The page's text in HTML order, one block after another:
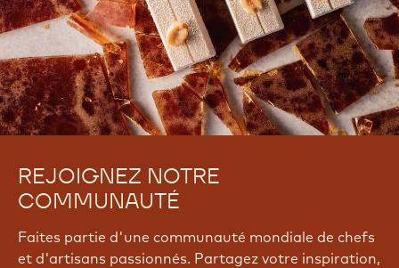
REJOIGNEZ NOTRE
COMMUNAUTÉ
Faites partie d'une communauté mondiale de chefs
et d'artisans passionnés. Partagez votre inspiration,